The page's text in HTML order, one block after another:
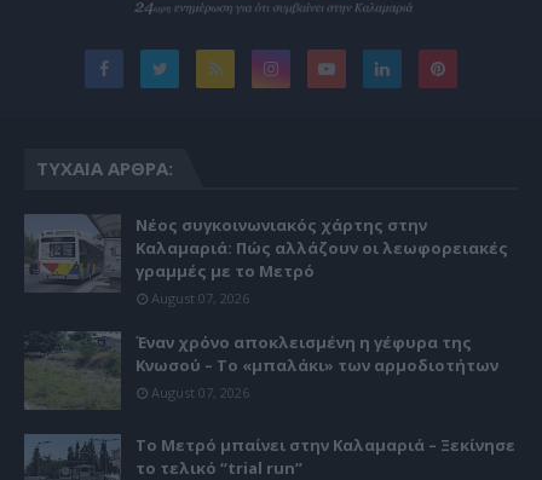
ΤΥΧΑΊΑ ΆΡΘΡΑ:
Νέος συγκοινωνιακός χάρτης στην
Καλαμαριά: Πώς αλλάζουν οι λεωφορειακές
γραμμές με το Μετρό
August 07, 2026
Έναν χρόνο αποκλεισμένη η γέφυρα της
Κνωσού – Το «μπαλάκι» των αρμοδιοτήτων
August 07, 2026
Το Μετρό μπαίνει στην Καλαμαριά – Ξεκίνησε
το τελικό “trial run”